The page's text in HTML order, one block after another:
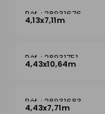
28931676
4,13x7,11m
28931751
4,43x10,64m
28931683
4,43x7,71m